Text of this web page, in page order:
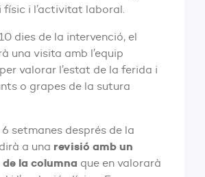
físic i l’activitat laboral.
dies de la intervenció, el
una visita amb l’equip
valorar l’estat de la ferida i
o grapes de la sutura
setmanes després de la
a una revisió amb un
la columna que en valorarà